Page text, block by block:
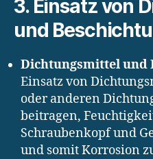
3. Einsatz von
und
Dichtungsmittel und
Einsatz von
oder anderen
beitragen,
Schraubenkopf und
und somit Korrosion